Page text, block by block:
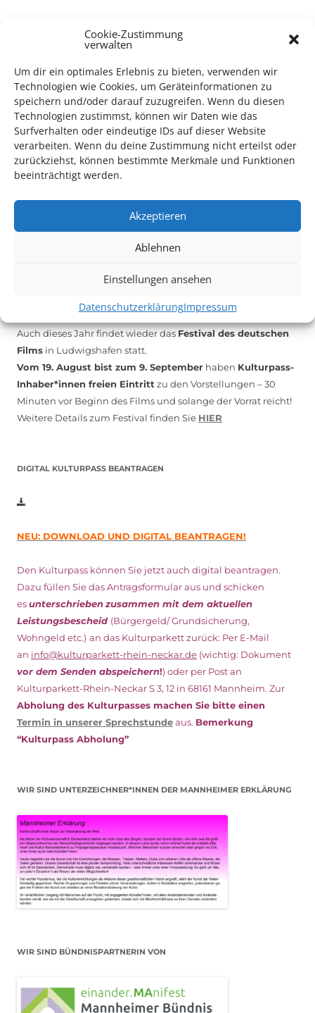
Cookie-Zustimmung
verwalten
Um dir ein optimales Erlebnis zu bieten, verwenden wir
Technologien wie Cookies, um Geräteinformationen zu
speichern und/oder darauf zuzugreifen. Wenn du diesen
Technologien zustimmst, können wir Daten wie das
Surfverhalten oder eindeutige IDs auf dieser Website
verarbeiten. Wenn du deine Zustimmung nicht erteilst oder
zurückziehst, können bestimmte Merkmale und Funktionen
beeinträchtigt werden.
Akzeptieren
Ablehnen
Einstellungen ansehen
DatenschutzerklärungImpressum
TECHNIK SUPPORT GESUCHT!
Das Kulturparkett freut sich stets überehrenamtliche
Mithilfe im Bereich Technik. Sie haben Interesse? Dann
melden Sie sich unterinfo@kulturparkett-rhein-neckar.de
*KULTURTIPP SOMMERPAUSE: FESTIVAL DES DEUTSCHEN FILMS*
Auch dieses Jahr findet wieder dasFestival des deutschen
Films in Ludwigshafen statt.
Vom 19. August bist zum 9. September haben Kulturpass-
Inhaber*innen freien Eintritt zu den Vorstellungen – 30
Minuten vor Beginn des Films und solange der Vorrat reicht!
Weitere Details zum Festival finden Sie HIER
DIGITAL KULTURPASS BEANTRAGEN
NEU: DOWNLOAD UND DIGITAL BEANTRAGEN!
Den Kulturpass können Sie jetzt auch digital beantragen.
Dazu füllen Sie das Antragsformular aus und schicken
esunterschriebenzusammen mit dem aktuellen
Leistungsbescheid (Bürgergeld/ Grundsicherung,
Wohngeld etc.) an das Kulturparkett zurück: Per E-Mail
an info@kulturparkett-rhein-neckar.de (wichtig: Dokument
vor dem Senden abspeichern!) oder per Post an
Kulturparkett-Rhein-Neckar S 3, 12 in 68161 Mannheim. Zur
Abholung des Kulturpasses machen Sie bitte einen
Termin in unserer Sprechstundeaus. Bemerkung
“Kulturpass Abholung”
WIR SIND UNTERZEICHNER*INNEN DER MANNHEIMER ERKLÄRUNG
WIR SIND BÜNDNISPARTNERIN VON